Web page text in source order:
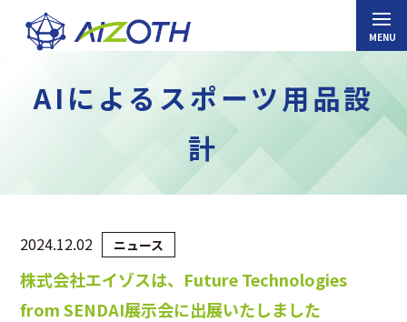
AIによるスポーツ用品設
計
2024.12.02 ニュース
株式会社エイゾスは、Future Technologies
from SENDAI展示会に出展いたしました